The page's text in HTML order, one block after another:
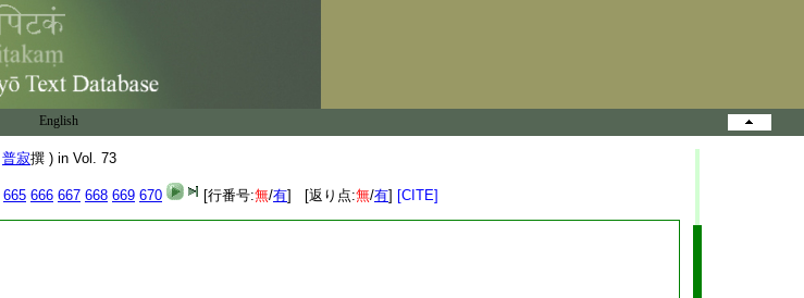
English
普寂撰 ) in Vol. 73
665 666 667 668 669 670 [行番号:無/有] [返り点:無/有] [CITE]